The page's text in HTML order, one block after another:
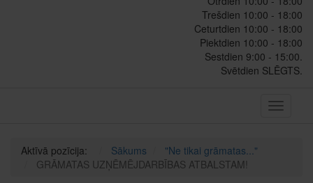
Trešdien 10:00 - 18:00
Ceturtdien 10:00 - 18:00
Piektdien 10:00 - 18:00
Sestdien 9:00 - 15:00.
Svētdien SLĒGTS.
Toggle
Aktīvā pozīcija: Sākums
"Ne tikai grāmatas..."
GRĀMATAS UZŅĒMĒJDARBĪBAS ATBALSTAM!